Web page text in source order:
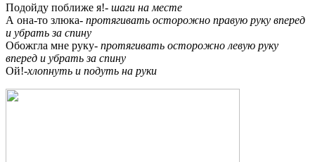
Подойду поближе я!- шаги на месте
А она-то злюка- протягивать осторожно правую руку вперед
и убрать за спину
Обожгла мне руку- протягивать осторожно левую руку
вперед и убрать за спину
Ой!-хлопнуть и подуть на руки